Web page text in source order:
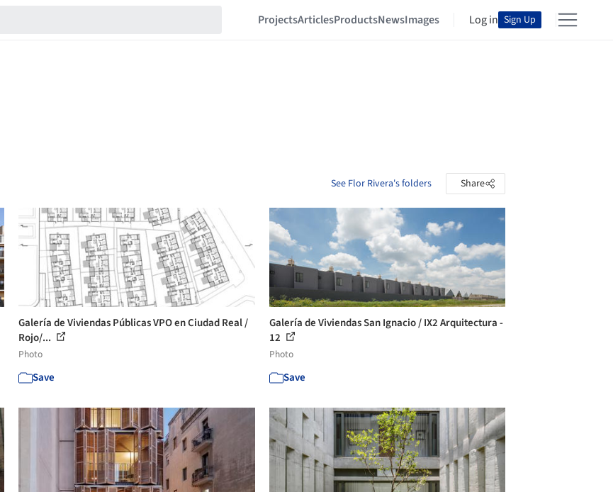
ProjectsArticlesProductsNewsImages Log in Sign Up
See Flor Rivera's folders Share
Galería de Viviendas Públicas VPO en Ciudad Real /
Rojo/...
Photo
Save
Galería de Viviendas San Ignacio / IX2 Arquitectura -
12
Photo
Save